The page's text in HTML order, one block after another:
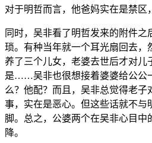
对于明哲而言，他爸妈实在是禁区
同时，吴非看了明哲发来的附件
琐。有种当年就一个耳光扇回去，
养了三个儿女，老婆去世后才对儿
是……吴非也很想接着婆婆给公公
么？他配？而且，吴非总觉得老子
事，实在是恶心。但这些话就不与
脚。总之，公婆两个在吴非心目中
降。